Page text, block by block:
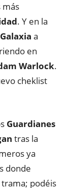
más
. Y en la
a
en
Warlock.
cheklist
Guardianes
tras la
ya
donde
podéis